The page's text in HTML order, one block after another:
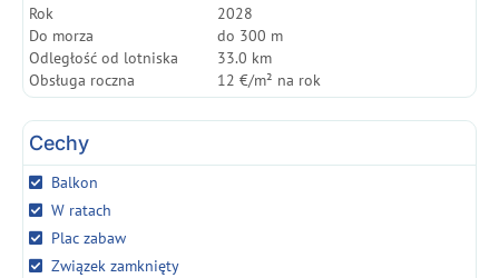
Rok
2028
Do morza
do 300 m
Odległość od lotniska
33.0 km
Obsługa roczna
12 €/m² na rok
Cechy
Balkon
W ratach
Plac zabaw
Związek zamknięty